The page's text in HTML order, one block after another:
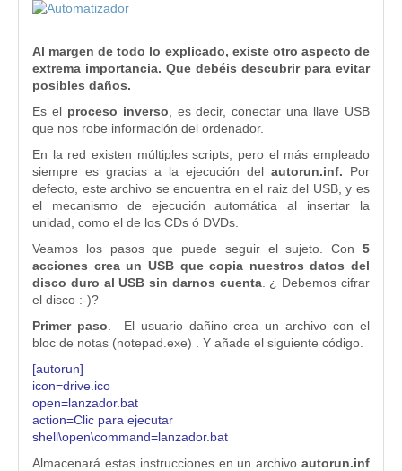
Al margen de todo lo explicado, existe otro aspecto de
extrema importancia. Que debéis descubrir para evitar
posibles daños.
Es elproceso inverso , es decir, conectar una llave USB
que nos robe información del ordenador.
En la red existen múltiples scripts, pero el más empleado
siempre es gracias a la ejecución del autorun.inf. Por
defecto, este archivo se encuentra en el raiz del USB, y es
el mecanismo de ejecución automática al insertar la
unidad, como el de los CDs ó DVDs.
Veamos los pasos que puede seguir el sujeto. Con 5
acciones crea un USB que copia nuestros datos del
disco duro al USB sin darnos cuenta. ¿ Debemos cifrar
el disco :-)?
Primer paso . El usuario dañino crea un archivo con el
bloc de notas (notepad.exe) . Y añade el siguiente código.
[autorun]
icon=drive.ico
open=lanzador.bat
action=Clic para ejecutar
shell\open\command=lanzador.bat
Almacenará estas instrucciones en un archivo autorun.inf